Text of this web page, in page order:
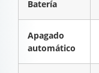
Batería
Apagado
automático